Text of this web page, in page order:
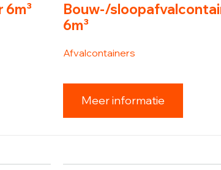
Bouw-/
6m³
Afvalcontainers
Meer informatie